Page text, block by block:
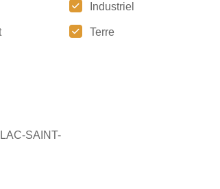
Industriel
Terre
SAINT-